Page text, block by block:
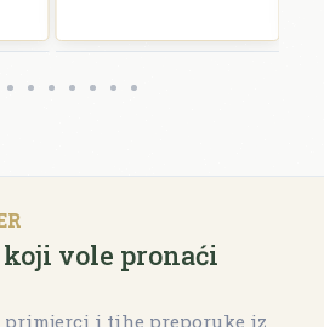
vole pronaći
primjerci i tihe preporuke iz